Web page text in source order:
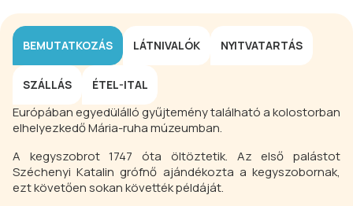
BEMUTATKOZÁS LÁTNIVALÓK NYITVATARTÁS
SZÁLLÁS ÉTEL-ITAL
Európában egyedülálló gyűjtemény található a kolostorban
elhelyezkedő Mária-ruha múzeumban.
A kegyszobrot 1747 óta öltöztetik. Az első palástot
Széchenyi Katalin grófnő ajándékozta a kegyszobornak,
ezt követően sokan követték példáját.